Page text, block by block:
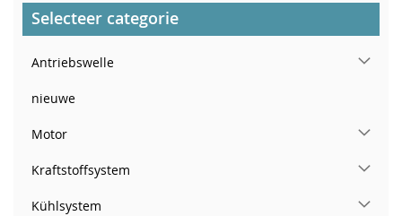
Selecteer categorie
Antriebswelle
nieuwe
Motor
Kraftstoffsystem
Kühlsystem